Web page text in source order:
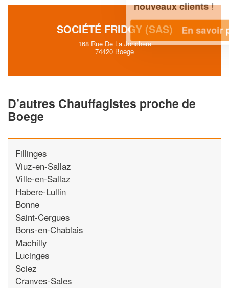
SOCIÉTÉ FRIDGY (SAS)
168 Rue De La Jonchere
74420 Boege
D’autres Chauffagistes proche de
Boege
Fillinges
Viuz-en-Sallaz
Ville-en-Sallaz
Habere-Lullin
Bonne
Saint-Cergues
Bons-en-Chablais
Machilly
Lucinges
Sciez
Cranves-Sales
nouveaux clients!
En savoir plus